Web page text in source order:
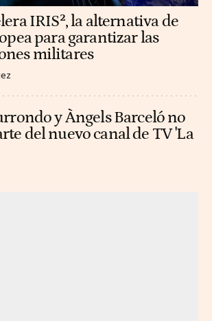
IRIS², la alternativa de
para garantizar las
militares
y Àngels Barceló no
del nuevo canal de TV 'La